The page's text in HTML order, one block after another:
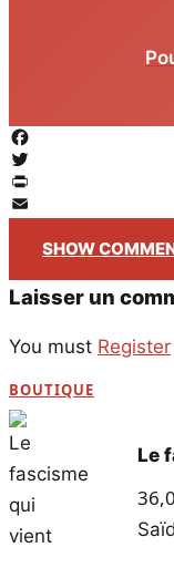
Facebook
Twitter
PrintFriendly
Email
SHOW
Laisser un
You must Register
BOUTIQUE
Le